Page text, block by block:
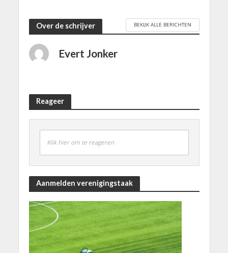
Over de schrijver BEKIJK ALLE BERICHTEN
Evert Jonker
Reageer
Klik hier om te reageren
Aanmelden verenigingstaak